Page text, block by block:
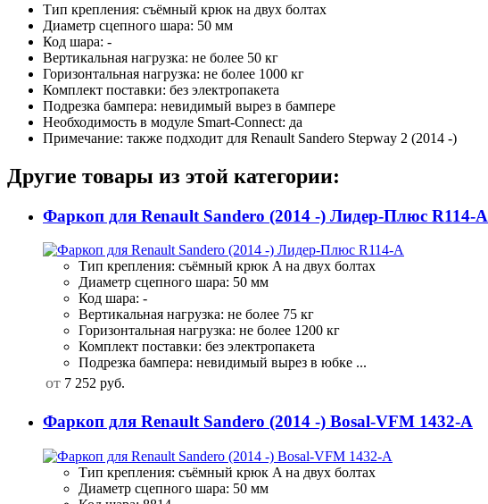
Тип крепления: съёмный крюк на двух болтах
Диаметр сцепного шара: 50 мм
Код шара: -
Вертикальная нагрузка: не более 50 кг
Горизонтальная нагрузка: не более 1000 кг
Комплект поставки: без электропакета
Подрезка бампера: невидимый вырез в бампере
Необходимость в модуле Smart-Connect: да
Примечание: также подходит для Renault Sandero Stepway 2 (2014 -)
Другие товары из этой категории:
Фаркоп для Renault Sandero (2014 -) Лидер-Плюс R114-A
Тип крепления: съёмный крюк A на двух болтах
Диаметр сцепного шара: 50 мм
Код шара: -
Вертикальная нагрузка: не более 75 кг
Горизонтальная нагрузка: не более 1200 кг
Комплект поставки: без электропакета
Подрезка бампера: невидимый вырез в юбке ...
от 7 252 руб.
Фаркоп для Renault Sandero (2014 -) Bosal-VFM 1432-A
Тип крепления: съёмный крюк A на двух болтах
Диаметр сцепного шара: 50 мм